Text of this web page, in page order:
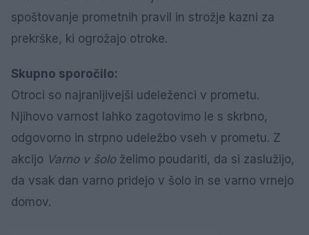
spoštovanje prometnih pravil in strožje kazni za
prekrške, ki ogrožajo otroke.
Skupno sporočilo:
Otroci so najranljivejši udeleženci v prometu.
Njihovo varnost lahko zagotovimo le s skrbno,
odgovorno in strpno udeležbo vseh v prometu. Z
akcijo Varno v šoloželimo poudariti, da si zaslužijo,
da vsak dan varno pridejo v šolo in se varno vrnejo
domov.